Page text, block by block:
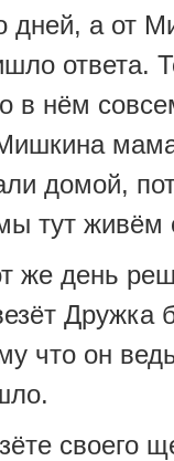
дней, а от
ответа.
в нём
домой,
тут живём
же день
Дружка
что он
своего